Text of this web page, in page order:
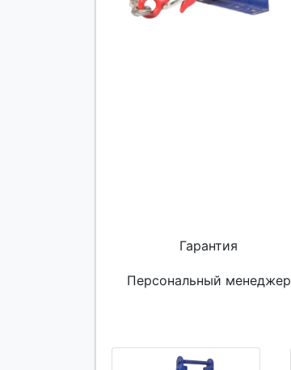
Гарантия
Персональный менеджер